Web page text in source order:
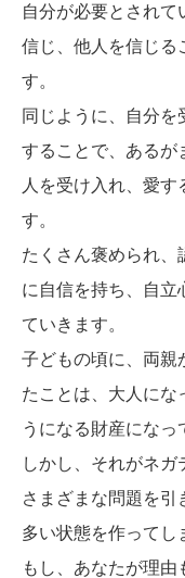
自分が必要とされて
信じ、他人を信じる
す。
同じように、自分
することで、あるが
人を受け入れ、愛
す。
たくさん褒められ、
に自信を持ち、自立
ていきます。
子どもの頃に、両親
たことは、大人にな
うになる財産になっ
しかし、それがネ
さまざまな問題を
多い状態を作ってし
もし、あなたが理